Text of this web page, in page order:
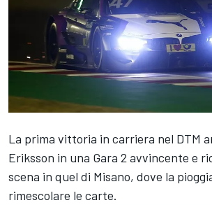
La prima vittoria in carriera nel DTM
Eriksson in una Gara 2 avvincente e
scena in quel di Misano, dove la
rimescolare le carte.